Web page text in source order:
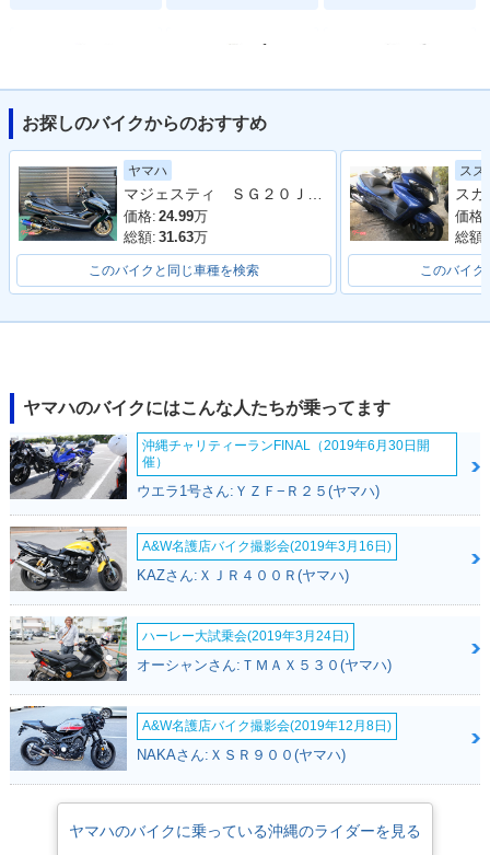
2012年 MAXAM・
カラーチェンジ
マイナーチェンジ
お探しのバイクからのおすすめ
ヤマハ
価格: 24.99万
総額: 31.63万
このバイクと同じ車種を検索
スズ
価格:
総額:
このバイク
ヤマハのバイクにはこんな人たちが乗ってます
沖縄チャリティーランFINAL（2019年6月30日開
催）
ウエラ1号さん:ＹＺＦ−Ｒ２５(ヤマハ)
A&W名護店バイク撮影会(2019年3月16日)
KAZさん:ＸＪＲ４００Ｒ(ヤマハ)
ハーレー大試乗会(2019年3月24日)
オーシャンさん:ＴＭＡＸ５３０(ヤマハ)
A&W名護店バイク撮影会(2019年12月8日)
NAKAさん:ＸＳＲ９００(ヤマハ)
ヤマハのバイクに乗っている沖縄のライダーを見る